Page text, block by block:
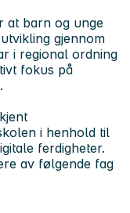
at barn og unge
gjennom
i regional ordning
fokus på
i henhold til
ferdigheter.
av følgende fag